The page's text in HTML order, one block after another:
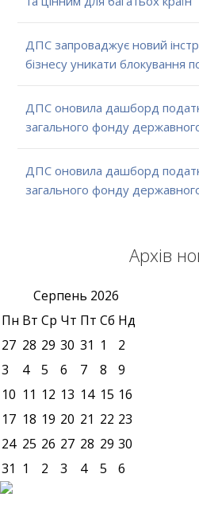
ДПС запроваджує новий
бізнесу уникати блокування
ДПС оновила дашборд
загального фонду
ДПС оновила дашборд
загального фонду
Архів
Серпень 2026
Пн Вт Ср Чт Пт Сб Нд
27 28 29 30 31 1
2
3
4 5 6 7 8
9
10 11 12 13 14 15 16
17 18 19 20 21 22 23
24 25 26 27 28 29 30
31 1 2 3 4 5 6